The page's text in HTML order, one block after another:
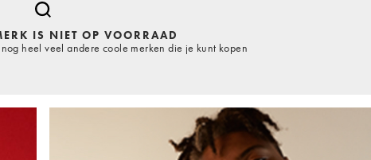
IS NIET OP VOORRAAD
heel veel andere coole merken die je kunt kopen